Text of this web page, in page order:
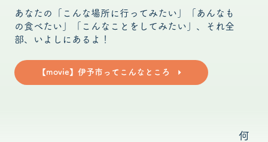
あなたの「こんな場所に行ってみたい」「あんなも
の食べたい」「こんなことをしてみたい」、それ全
部、いよしにあるよ！
【movie】伊予市ってこんなところ
何